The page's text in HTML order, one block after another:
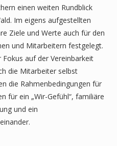
einen weiten Rundblick
Im eigens aufgestellten
Ziele und Werte auch für den
und Mitarbeitern festgelegt.
auf der Vereinbarkeit
die Mitarbeiter selbst
die Rahmenbedingungen für
für ein „Wir-Gefühl“, familiäre
und ein